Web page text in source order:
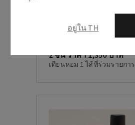
ภายในระยะเวลาที่กำหนด
2 ชิ้น ราคา 1,350 บาท
เทียนหอม 1 ไส้ที่ร่วมรายการ
อยู่ใน TH